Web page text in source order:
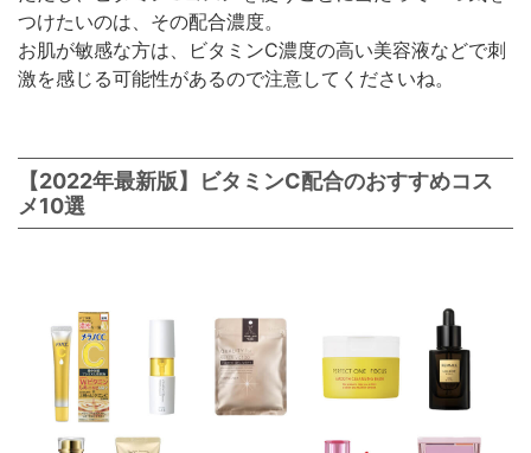
つけたいのは、その配合濃度。
お肌が敏感な方は、ビタミンC濃度の高い美容液などで刺
激を感じる可能性があるので注意してくださいね。
【2022年最新版】ビタミンC配合のおすすめコス
メ10選